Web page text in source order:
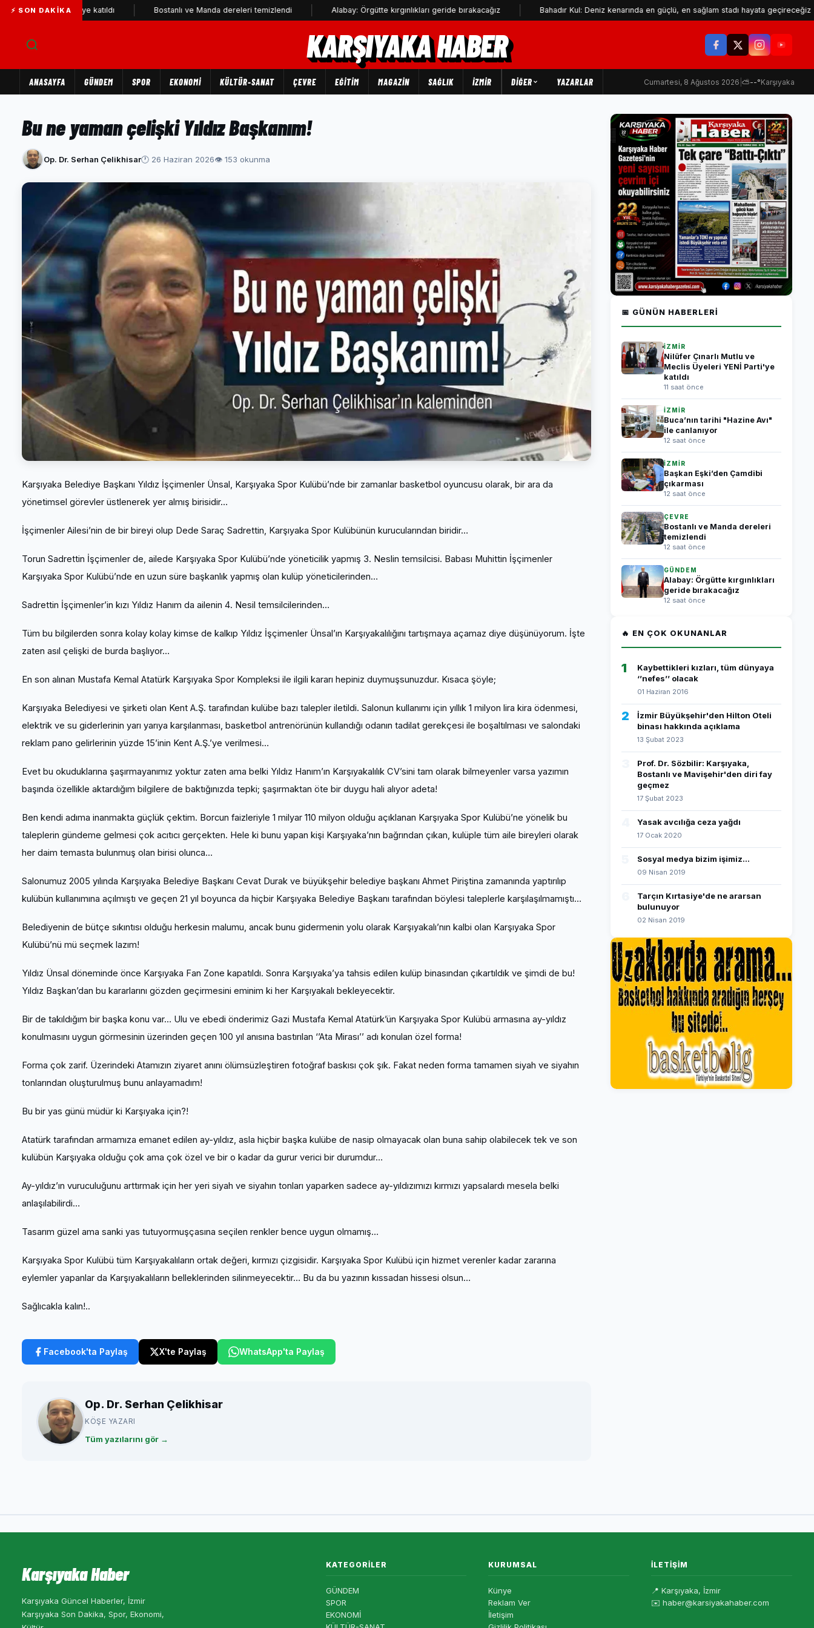
⚡ SON DAKIKA
YENİ Parti'ye katıldı Bostanlı ve Manda dereleri temizlendi Alabay: Örgütte kırgınlıkları geride bırakacağız Bahadır Kul: Deniz kenarında en güçlü, en sağlam stadı hayata geçireceğiz
KARŞIYAKA HABER
ANASAYFA GÜNDEM SPOR EKONOMİ KÜLTÜR-SANAT ÇEVRE EĞİTİM MAGAZİN SAĞLIK İZMİR DIĞER YAZARLAR Cumartesi, 8 Ağustos 2026 ⛅--°Karşıyaka
Bu ne yaman çelişki Yıldız Başkanım!
Op. Dr. Serhan Çelikhisar🕐 26 Haziran 2026👁 153 okunma
Karşıyaka Belediye Başkanı Yıldız İşçimenler Ünsal, Karşıyaka Spor Kulübü’nde bir zamanlar basketbol oyuncusu olarak, bir ara da
yönetimsel görevler üstlenerek yer almış birisidir…
İşçimenler Ailesi’nin de bir bireyi olup Dede Saraç Sadrettin, Karşıyaka Spor Kulübünün kurucularından biridir…
Torun Sadrettin İşçimenler de, ailede Karşıyaka Spor Kulübü’nde yöneticilik yapmış 3. Neslin temsilcisi. Babası Muhittin İşçimenler
Karşıyaka Spor Kulübü’nde en uzun süre başkanlık yapmış olan kulüp yöneticilerinden…
Sadrettin İşçimenler’in kızı Yıldız Hanım da ailenin 4. Nesil temsilcilerinden…
Tüm bu bilgilerden sonra kolay kolay kimse de kalkıp Yıldız İşçimenler Ünsal’ın Karşıyakalılığını tartışmaya açamaz diye düşünüyorum. İşte
zaten asıl çelişki de burda başlıyor…
En son alınan Mustafa Kemal Atatürk Karşıyaka Spor Kompleksi ile ilgili kararı hepiniz duymuşsunuzdur. Kısaca şöyle;
Karşıyaka Belediyesi ve şirketi olan Kent A.Ş. tarafından kulübe bazı talepler iletildi. Salonun kullanımı için yıllık 1 milyon lira kira ödenmesi,
elektrik ve su giderlerinin yarı yarıya karşılanması, basketbol antrenörünün kullandığı odanın tadilat gerekçesi ile boşaltılması ve salondaki
reklam pano gelirlerinin yüzde 15’inin Kent A.Ş.’ye verilmesi…
Evet bu okuduklarına şaşırmayanımız yoktur zaten ama belki Yıldız Hanım’ın Karşıyakalılık CV’sini tam olarak bilmeyenler varsa yazımın
başında özellikle aktardığım bilgilere de baktığınızda tepki; şaşırmaktan öte bir duygu hali alıyor adeta!
Ben kendi adıma inanmakta güçlük çektim. Borcun faizleriyle 1 milyar 110 milyon olduğu açıklanan Karşıyaka Spor Kulübü’ne yönelik bu
taleplerin gündeme gelmesi çok acıtıcı gerçekten. Hele ki bunu yapan kişi Karşıyaka’nın bağrından çıkan, kulüple tüm aile bireyleri olarak
her daim temasta bulunmuş olan birisi olunca…
Salonumuz 2005 yılında Karşıyaka Belediye Başkanı Cevat Durak ve büyükşehir belediye başkanı Ahmet Piriştina zamanında yaptırılıp
kulübün kullanımına açılmıştı ve geçen 21 yıl boyunca da hiçbir Karşıyaka Belediye Başkanı tarafından böylesi taleplerle karşılaşılmamıştı…
Belediyenin de bütçe sıkıntısı olduğu herkesin malumu, ancak bunu gidermenin yolu olarak Karşıyakalı’nın kalbi olan Karşıyaka Spor
Kulübü’nü mü seçmek lazım!
Yıldız Ünsal döneminde önce Karşıyaka Fan Zone kapatıldı. Sonra Karşıyaka’ya tahsis edilen kulüp binasından çıkartıldık ve şimdi de bu!
Yıldız Başkan’dan bu kararlarını gözden geçirmesini eminim ki her Karşıyakalı bekleyecektir.
Bir de takıldığım bir başka konu var… Ulu ve ebedi önderimiz Gazi Mustafa Kemal Atatürk’ün Karşıyaka Spor Kulübü armasına ay-yıldız
konulmasını uygun görmesinin üzerinden geçen 100 yıl anısına bastırılan ‘’Ata Mirası’’ adı konulan özel forma!
Forma çok zarif. Üzerindeki Atamızın ziyaret anını ölümsüzleştiren fotoğraf baskısı çok şık. Fakat neden forma tamamen siyah ve siyahın
tonlarından oluşturulmuş bunu anlayamadım!
Bu bir yas günü müdür ki Karşıyaka için?!
Atatürk tarafından armamıza emanet edilen ay-yıldız, asla hiçbir başka kulübe de nasip olmayacak olan buna sahip olabilecek tek ve son
kulübün Karşıyaka olduğu çok ama çok özel ve bir o kadar da gurur verici bir durumdur…
Ay-yıldız’ın vuruculuğunu arttırmak için her yeri siyah ve siyahın tonları yaparken sadece ay-yıldızımızı kırmızı yapsalardı mesela belki
anlaşılabilirdi…
Tasarım güzel ama sanki yas tutuyormuşçasına seçilen renkler bence uygun olmamış…
Karşıyaka Spor Kulübü tüm Karşıyakalıların ortak değeri, kırmızı çizgisidir. Karşıyaka Spor Kulübü için hizmet verenler kadar zararına
eylemler yapanlar da Karşıyakalıların belleklerinden silinmeyecektir… Bu da bu yazının kıssadan hissesi olsun…
Sağlıcakla kalın!..
Facebook'ta Paylaş X'te Paylaş WhatsApp'ta Paylaş
Op. Dr. Serhan Çelikhisar
KÖŞE YAZARI
Tüm yazılarını gör →
📅 GÜNÜN HABERLERI
İZMİR
Nilüfer Çınarlı Mutlu ve
Meclis Üyeleri YENİ Parti'ye
katıldı
11 saat önce
İZMİR
Buca’nın tarihi "Hazine Avı"
ile canlanıyor
12 saat önce
İZMİR
Başkan Eşki’den Çamdibi
çıkarması
12 saat önce
ÇEVRE
Bostanlı ve Manda dereleri
temizlendi
12 saat önce
GÜNDEM
Alabay: Örgütte kırgınlıkları
geride bırakacağız
12 saat önce
🔥 EN ÇOK OKUNANLAR
1
Kaybettikleri kızları, tüm dünyaya
‘’nefes’’ olacak
01 Haziran 2016
2
İzmir Büyükşehir'den Hilton Oteli
binası hakkında açıklama
13 Şubat 2023
Prof. Dr. Sözbilir: Karşıyaka,
Bostanlı ve Mavişehir'den diri fay
geçmez
17 Şubat 2023
Yasak avcılığa ceza yağdı
17 Ocak 2020
Sosyal medya bizim işimiz...
09 Nisan 2019
Tarçın Kırtasiye'de ne ararsan
bulunuyor
02 Nisan 2019
Karşıyaka Haber
Karşıyaka Güncel Haberler, İzmir
Karşıyaka Son Dakika, Spor, Ekonomi,
KATEGORILER
GÜNDEM
SPOR
EKONOMİ
KURUMSAL
Künye
Reklam Ver
İletişim
İLETIŞIM
📍 Karşıyaka, İzmir
✉️ haber@karsiyakahaber.com